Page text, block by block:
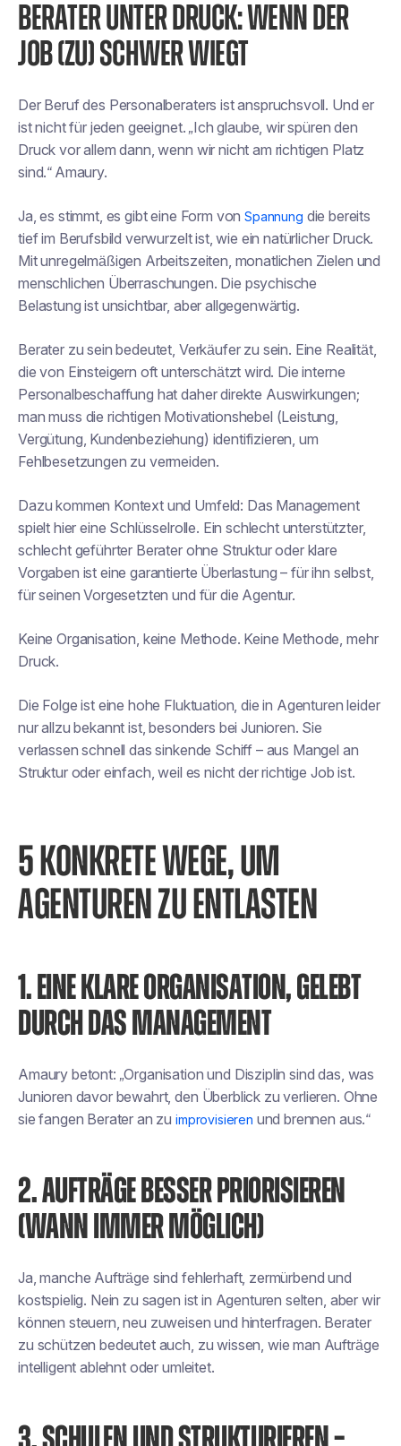
BERATER UNTER DRUCK: WENN DER
JOB (ZU) SCHWER WIEGT
Der Beruf des Personalberaters ist anspruchsvoll. Und er
ist nicht für jeden geeignet.„Ich glaube, wir spüren den
Druck vor allem dann, wenn wir nicht am richtigen Platz
sind.“Amaury.
Ja, es stimmt, es gibt eine Form vonSpannung die bereits
tief im Berufsbild verwurzelt ist, wie ein natürlicher Druck.
Mit unregelmäßigen Arbeitszeiten, monatlichen Zielen und
menschlichen Überraschungen. Die psychische
Belastung ist unsichtbar, aber allgegenwärtig.
Berater zu sein bedeutet, Verkäufer zu sein. Eine Realität,
die von Einsteigern oft unterschätzt wird. Die interne
Personalbeschaffung hat daher direkte Auswirkungen;
man muss die richtigen Motivationshebel (Leistung,
Vergütung, Kundenbeziehung) identifizieren, um
Fehlbesetzungen zu vermeiden.
Dazu kommen Kontext und Umfeld: Das Management
spielt hier eine Schlüsselrolle. Ein schlecht unterstützter,
schlecht geführter Berater ohne Struktur oder klare
Vorgaben ist eine garantierte Überlastung – für ihn selbst,
für seinen Vorgesetzten und für die Agentur.
Keine Organisation, keine Methode. Keine Methode, mehr
Druck.
Die Folge ist eine hohe Fluktuation, die in Agenturen leider
nur allzu bekannt ist, besonders bei Junioren. Sie
verlassen schnell das sinkende Schiff – aus Mangel an
Struktur oder einfach, weil es nicht der richtige Job ist.
5 KONKRETE WEGE, UM
AGENTUREN ZU ENTLASTEN
1. EINE KLARE ORGANISATION, GELEBT
DURCH DAS MANAGEMENT
Amaury betont: „Organisation und Disziplin sind das, was
Junioren davor bewahrt, den Überblick zu verlieren. Ohne
sie fangen Berater an zu improvisieren und brennen aus.“
2. AUFTRÄGE BESSER PRIORISIEREN
(WANN IMMER MÖGLICH)
Ja, manche Aufträge sind fehlerhaft, zermürbend und
kostspielig. Nein zu sagen ist in Agenturen selten, aber wir
können steuern, neu zuweisen und hinterfragen. Berater
zu schützen bedeutet auch, zu wissen, wie man Aufträge
intelligent ablehnt oder umleitet.